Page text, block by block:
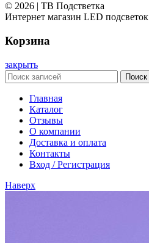
© 2026 | ТВ Подстветка
Интернет магазин LED подсветок
Корзина
закрыть
Поиск
Главная
Каталог
Отзывы
О компании
Доставка и оплата
Контакты
Вход / Регистрация
Наверх